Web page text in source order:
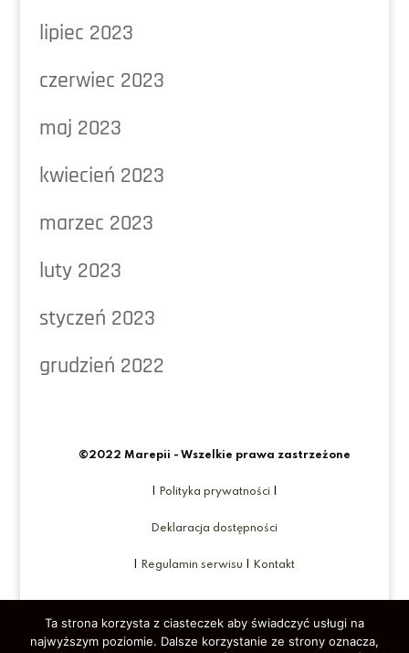
lipiec 2023
czerwiec 2023
maj 2023
kwiecień 2023
marzec 2023
luty 2023
styczeń 2023
grudzień 2022
©2022 Marepii - Wszelkie prawa zastrzeżone
Polityka prywatności|
Deklaracja dostępności
Regulamin serwisu Kontakt
Ta strona korzysta z ciasteczek aby świadczyć usługi na
najwyższym poziomie. Dalsze korzystanie ze strony oznacza,